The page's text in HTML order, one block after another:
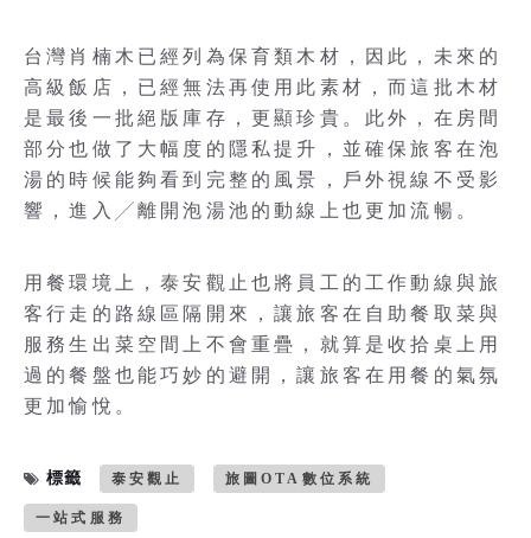
台灣肖楠木已經列為保育類木材，因此，未來的
高級飯店，已經無法再使用此素材，而這批木材
是最後一批絕版庫存，更顯珍貴。此外，在房間
部分也做了大幅度的隱私提升，並確保旅客在泡
湯的時候能夠看到完整的風景，戶外視線不受影
響，進入╱離開泡湯池的動線上也更加流暢。
用餐環境上，泰安觀止也將員工的工作動線與旅
客行走的路線區隔開來，讓旅客在自助餐取菜與
服務生出菜空間上不會重疊，就算是收拾桌上用
過的餐盤也能巧妙的避開，讓旅客在用餐的氣氛
更加愉悅。
標籤 泰安觀止 旅圖OTA數位系統
一站式服務